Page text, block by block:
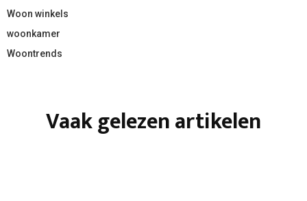
Woon winkels
woonkamer
Woontrends
Vaak gelezen artikelen